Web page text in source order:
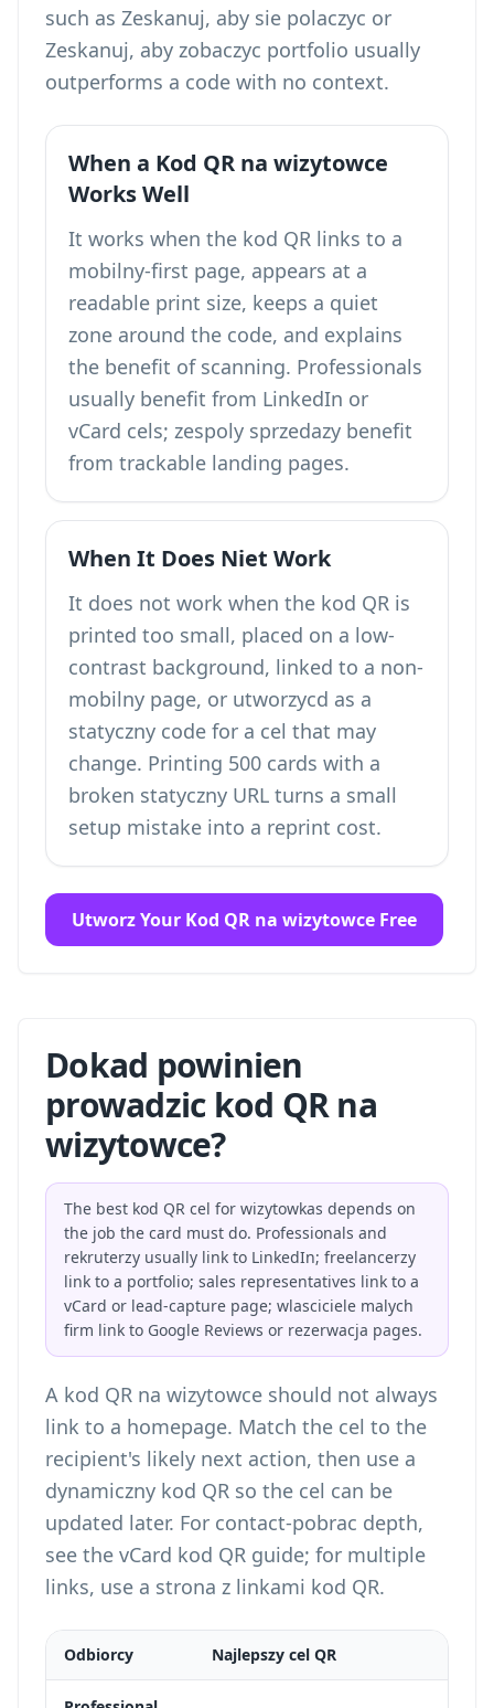
such as Zeskanuj, aby sie polaczyc or
Zeskanuj, aby zobaczyc portfolio usually
outperforms a code with no context.
When a Kod QR na wizytowce
Works Well
It works when the kod QR links to a
mobilny-first page, appears at a
readable print size, keeps a quiet
zone around the code, and explains
the benefit of scanning. Professionals
usually benefit from LinkedIn or
vCard cels; zespoly sprzedazy benefit
from trackable landing pages.
When It Does Niet Work
It does not work when the kod QR is
printed too small, placed on a low-
contrast background, linked to a non-
mobilny page, or utworzycd as a
statyczny code for a cel that may
change. Printing 500 cards with a
broken statyczny URL turns a small
setup mistake into a reprint cost.
Utworz Your Kod QR na wizytowce Free
Dokad powinien
prowadzic kod QR na
wizytowce?
The best kod QR cel for wizytowkas depends on
the job the card must do. Professionals and
rekruterzy usually link to LinkedIn; freelancerzy
link to a portfolio; sales representatives link to a
vCard or lead-capture page; wlasciciele malych
firm link to Google Reviews or rezerwacja pages.
A kod QR na wizytowce should not always
link to a homepage. Match the cel to the
recipient's likely next action, then use a
dynamiczny kod QR so the cel can be
updated later. For contact-pobrac depth,
see the vCard kod QR guide; for multiple
links, use a strona z linkami kod QR.
Odbiorcy Najlepszy cel QR